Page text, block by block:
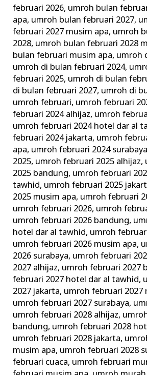
februari 2026, umroh bulan
apa, umroh bulan februari 2027,
februari 2027 musim apa, umroh
2028, umroh bulan februari 2028
bulan februari musim apa, umroh
umroh di bulan februari 2024,
februari 2025, umroh di bulan
di bulan februari 2027, umroh di
umroh februari, umroh februari
februari 2024 alhijaz, umroh
umroh februari 2024 hotel dar al
februari 2024 jakarta, umroh
apa, umroh februari 2024
2025, umroh februari 2025 alhijaz,
2025 bandung, umroh februari
tawhid, umroh februari 2025
2025 musim apa, umroh februari
umroh februari 2026, umroh
umroh februari 2026 bandung,
hotel dar al tawhid, umroh
umroh februari 2026 musim apa,
2026 surabaya, umroh februari
2027 alhijaz, umroh februari 2027
februari 2027 hotel dar al tawhid,
2027 jakarta, umroh februari 2027
umroh februari 2027 surabaya,
umroh februari 2028 alhijaz,
bandung, umroh februari 2028
umroh februari 2028 jakarta,
musim apa, umroh februari 2028
februari cuaca, umroh februari